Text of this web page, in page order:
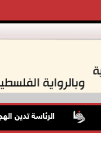
الرئاسة تدين